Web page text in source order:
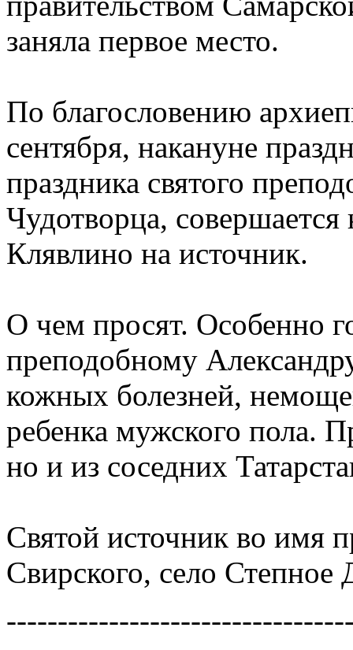
заняла первое место.
По благословению
сентября, накануне
праздника святого
Чудотворца,
Клявлино на источник.
О чем просят. Особенно
преподобному
кожных болезней,
ребенка мужского пола.
но и из соседних
Святой источник во имя
Свирского, село